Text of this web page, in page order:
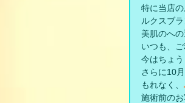
特に当店
ルクスブ
美肌のへ
いつも、
今はちょ
さらに10
もれなく、
施術前のお